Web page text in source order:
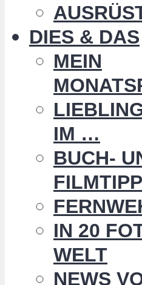
DIES & DAS
MEIN
IM …
BUCH-
IN 20
WELT
NEWS